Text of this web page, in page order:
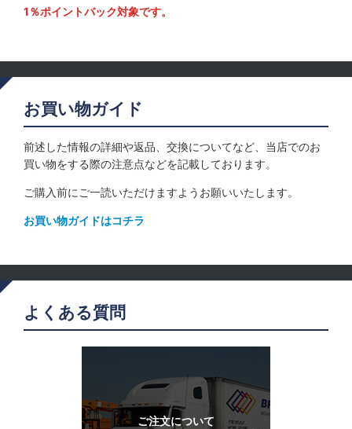
1％ポイントバック対象です。
お買い物ガイド
前述した情報の詳細や返品、交換についてなど、当店でのお
買い物をする際の注意点などを記載しております。
ご購入前にご一読いただけますようお願いいたします。
お買い物ガイドはコチラ
よくある質問